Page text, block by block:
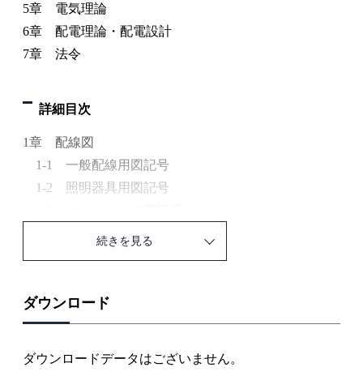
5章 電気理論
6章 配電理論・配電設計
7章 法令
詳細目次
1章 配線図
1-1 一般配線用図記号
1-2 照明器具用図記号
1-4 スイッチや分電盤等の図記号
1-7 動力用分電盤結線図
1-8 屋内配線の負荷
1-10 単線図から複線図への変換
続きを見る
ダウンロード
ダウンロードデータはございません。